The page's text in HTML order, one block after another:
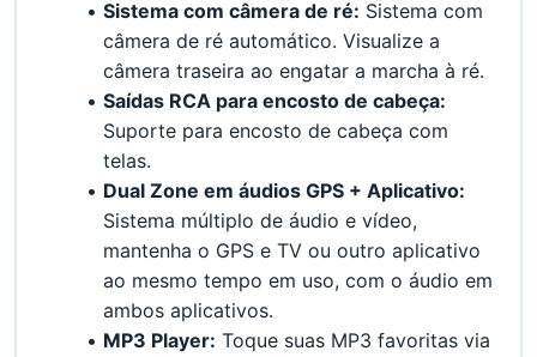
Sistema com câmera de ré: Sistema com
câmera de ré automático. Visualize a
câmera traseira ao engatar a marcha à ré.
Saídas RCA para encosto de cabeça:
Suporte para encosto de cabeça com
telas.
Dual Zone em áudios GPS + Aplicativo:
Sistema múltiplo de áudio e vídeo,
mantenha o GPS e TV ou outro aplicativo
ao mesmo tempo em uso, com o áudio em
ambos aplicativos.
MP3 Player: Toque suas MP3 favoritas via